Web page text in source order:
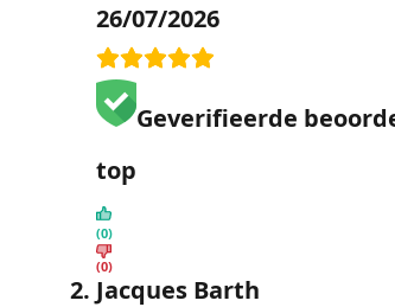
26/07/2026
Geverifieerde
top
(0)
(0)
Jacques Barth